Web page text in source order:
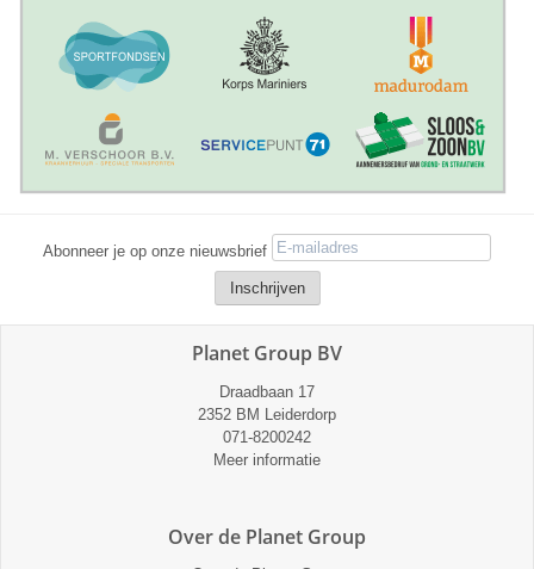
Abonneer je op onze nieuwsbrief
Planet Group BV
Draadbaan 17
2352 BM Leiderdorp
071-8200242
Meer informatie
Over de Planet Group